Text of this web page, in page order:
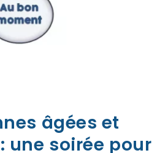
âgées et
une soirée pour